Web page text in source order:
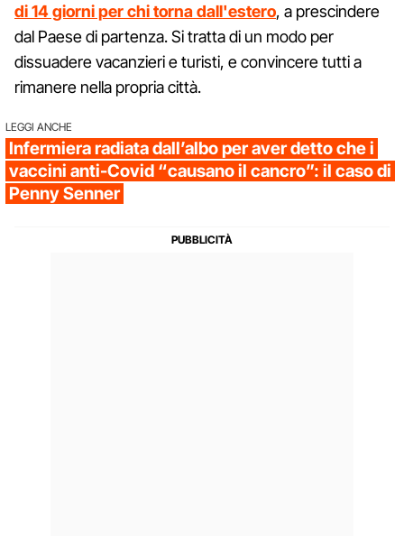
di 14 giorni per chi torna dall'estero, a prescindere
dal Paese di partenza. Si tratta di un modo per
dissuadere vacanzieri e turisti, e convincere tutti a
rimanere nella propria città.
LEGGI ANCHE
Infermiera radiata dall’albo per aver detto che i
vaccini anti-Covid “causano il cancro”: il caso di
Penny Senner